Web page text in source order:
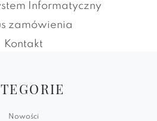
Informatyczny
zamówienia
Kontakt
Nowości